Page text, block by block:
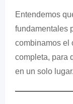
Entendemos
fundamentales
combinamos el
completa, para
en un solo lugar.